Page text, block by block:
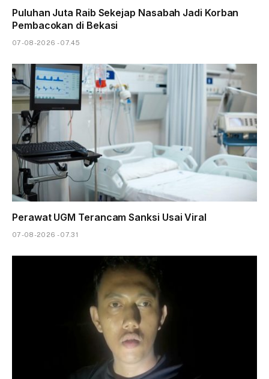
Puluhan Juta Raib Sekejap Nasabah Jadi Korban
Pembacokan di Bekasi
07-08-2026 - 07.45
Perawat UGM Terancam Sanksi Usai Viral
07-08-2026 - 07.31